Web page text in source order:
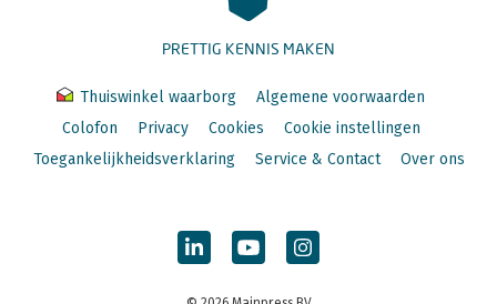
PRETTIG KENNIS MAKEN
Thuiswinkel waarborg
Algemene voorwaarden
Colofon
Privacy Cookies
Cookie instellingen
Toegankelijkheidsverklaring
Service & Contact Over ons